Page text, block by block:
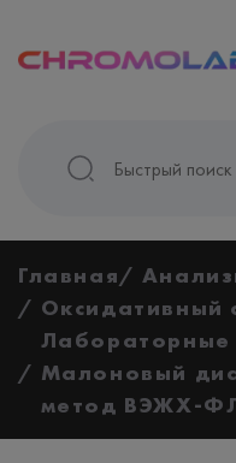
Главная
Оксидативный
Лабораторные
Малоновый
метод ВЭЖХ-